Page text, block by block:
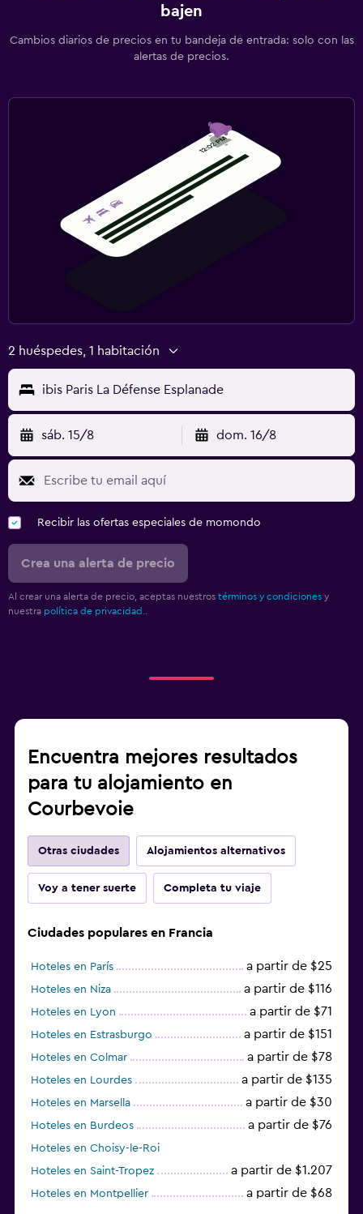
bajen
Cambios diarios de precios en tu bandeja de entrada: solo con las
alertas de precios.
2 huéspedes, 1 habitación
ibis Paris La Défense Esplanade
sáb. 15/8 dom. 16/8
Recibir las ofertas especiales de momondo
Crea una alerta de precio
Al crear una alerta de precio, aceptas nuestros términos y condiciones y
nuestra política de privacidad.
Encuentra mejores resultados
para tu alojamiento en
Courbevoie
Otras ciudades Alojamientos alternativos
Voy a tener suerte Completa tu viaje
Ciudades populares en Francia
Hoteles en París a partir de $25
Hoteles en Niza a partir de $116
Hoteles en Lyon a partir de $71
Hoteles en Estrasburgo a partir de $151
Hoteles en Colmar a partir de $78
Hoteles en Lourdes a partir de $135
Hoteles en Marsella a partir de $30
Hoteles en Burdeos a partir de $76
Hoteles en Choisy-le-Roi
Hoteles en Saint-Tropez
a partir de $1.207
Hoteles en Montpellier a partir de $68